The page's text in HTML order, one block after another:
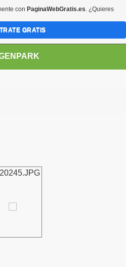
con PaginaWebGratis.es. ¿Quieres
GRATIS